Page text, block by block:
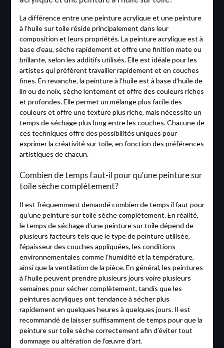
La différence entre une peinture acrylique et une peinture
à l’huile sur toile réside principalement dans leur
composition et leurs propriétés. La peinture acrylique est à
base d’eau, sèche rapidement et offre une finition mate ou
brillante, selon les additifs utilisés. Elle est idéale pour les
artistes qui préfèrent travailler rapidement et en couches
fines. En revanche, la peinture à l’huile est à base d’huile de
lin ou de noix, sèche lentement et offre des couleurs riches
et profondes. Elle permet un mélange plus facile des
couleurs et offre une texture plus riche, mais nécessite un
temps de séchage plus long entre les couches. Chacune de
ces techniques offre des possibilités uniques pour
exprimer la créativité sur toile, en fonction des préférences
artistiques de chacun.
Combien de temps faut-il pour qu’une peinture sur
toile sèche complètement?
Il est fréquemment demandé combien de temps il faut pour
qu’une peinture sur toile sèche complètement. En réalité,
le temps de séchage d’une peinture sur toile dépend de
plusieurs facteurs tels que le type de peinture utilisée,
l’épaisseur des couches appliquées, les conditions
environnementales comme l’humidité et la température,
ainsi que la ventilation de la pièce. En général, les peintures
à l’huile peuvent prendre plusieurs jours voire plusieurs
semaines pour sécher complètement, tandis que les
peintures acryliques ont tendance à sécher plus
rapidement en quelques heures à quelques jours. Il est
recommandé de laisser suffisamment de temps pour que la
peinture sur toile sèche correctement afin d’éviter tout
dommage ou altération de l’œuvre d’art.